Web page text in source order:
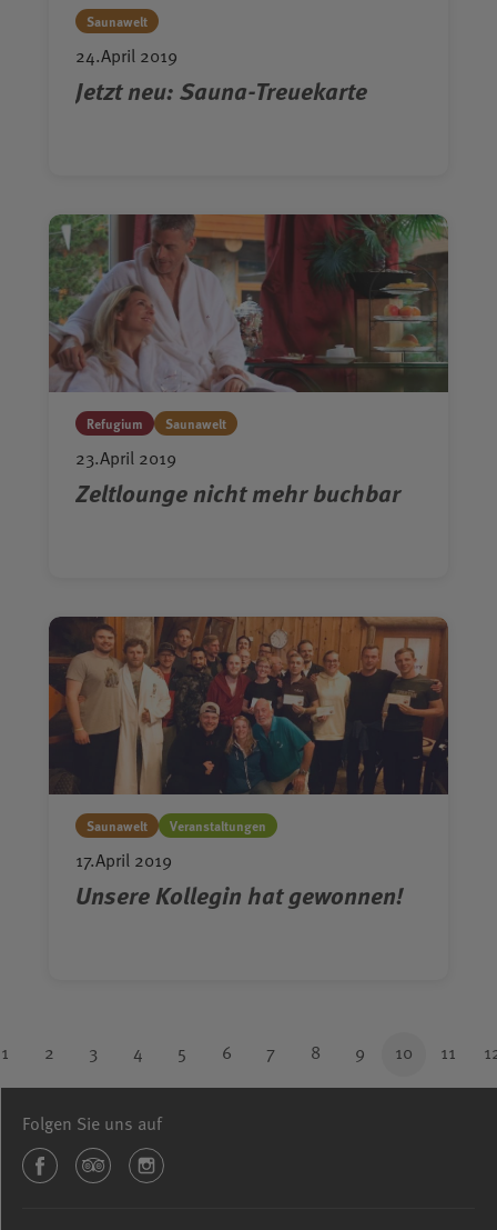
Saunawelt
24.April 2019
Jetzt neu: Sauna-Treuekarte
Refugium Saunawelt
23.April 2019
Zeltlounge nicht mehr buchbar
Saunawelt Veranstaltungen
17.April 2019
Unsere Kollegin hat gewonnen!
1 2 3 4 5 6 7 8 9 10 11
Folgen Sie uns auf